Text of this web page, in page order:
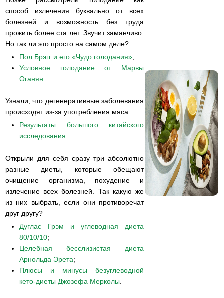
способ излечения буквально от всех
болезней и возможность без труда
прожить более ста лет. Звучит заманчиво.
Но так ли это просто на самом деле?
Пол Брэгг и его «Чудо голодания»;
Условное голодание от Марвы
Оганян
Узнали, что дегенеративные заболевания
происходят из-за употребления мяса:
Результаты большого китайского
исследования
Открыли для себя сразу три абсолютно
разные диеты, которые обещают
очищение организма, похудение и
излечение всех болезней. Так какую же
из них выбрать, если они противоречат
друг другу?
Дуглас Грэм и углеводная диета
80/10/10;
Целебная бесслизистая диета
Арнольда Эрета;
Плюсы и минусы безуглеводной
кето-диеты Джозефа Мерколы